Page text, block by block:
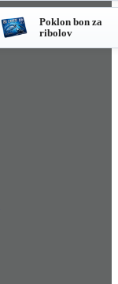
Poklon bon za
ribolov